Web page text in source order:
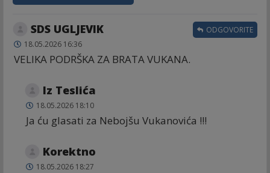
SDS UGLJEVIK
18.05.2026 16:36
VELIKA PODRŠKA ZA BRATA VUKANA.
ODGOVORITE
Iz Teslića
18.05.2026 18:10
Ja ću glasati za Nebojšu Vukanovića !!!
Korektno
18.05.2026 18:27